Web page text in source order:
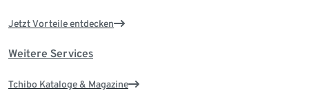
Jetzt Vorteile entdecken
Weitere Services
Tchibo Kataloge & Magazine